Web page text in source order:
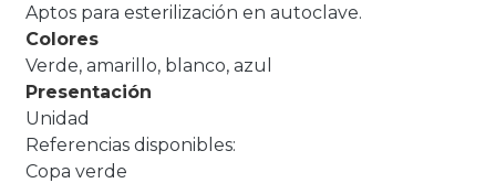
Aptos para esterilización en autoclave.
Colores
Verde, amarillo, blanco, azul
Presentación
Unidad
Referencias disponibles:
Copa verde